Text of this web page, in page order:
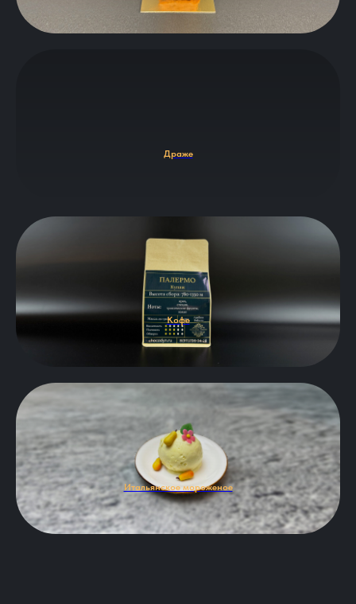
Драже
Кофе
Итальянское мороженое